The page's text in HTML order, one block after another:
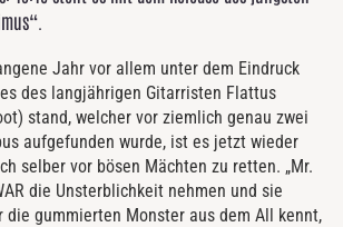
Jahr vor allem unter dem Eindruck
des langjährigen Gitarristen Flattus
stand, welcher vor ziemlich genau zwei
aufgefunden wurde, ist es jetzt wieder
selber vor bösen Mächten zu retten. „Mr.
die Unsterblichkeit nehmen und sie
die gummierten Monster aus dem All kennt,